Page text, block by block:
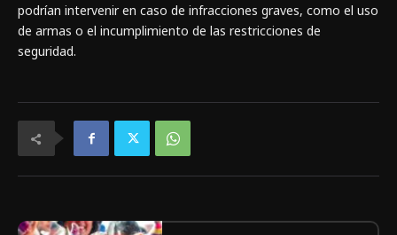
podrían intervenir en caso de infracciones graves, como el uso
de armas o el incumplimiento de las restricciones de
seguridad.